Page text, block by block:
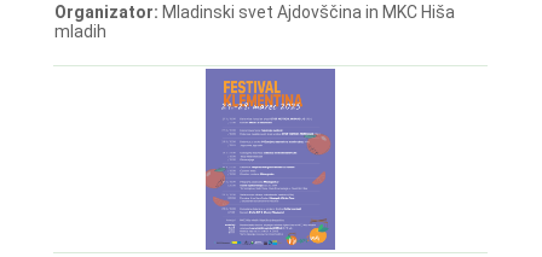
Organizator: Mladinski svet Ajdovščina in MKC Hiša
mladih